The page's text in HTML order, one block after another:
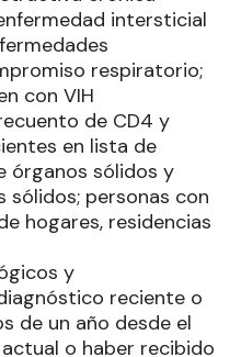
intersticial
respiratorio;
con VIH
de CD4 y
en lista de
órganos sólidos y
personas con
hogares, residencias
y
reciente o
de un año desde el
o haber recibido